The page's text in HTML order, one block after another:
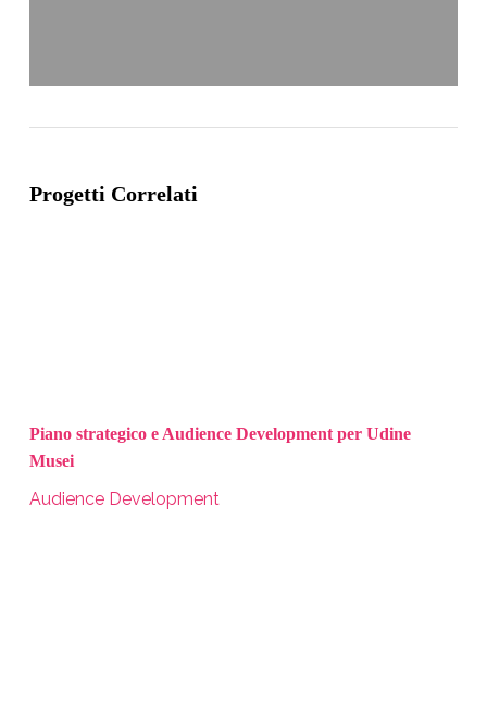
Progetti Correlati
Piano strategico e Audience Development per Udine
Musei
Audience Development